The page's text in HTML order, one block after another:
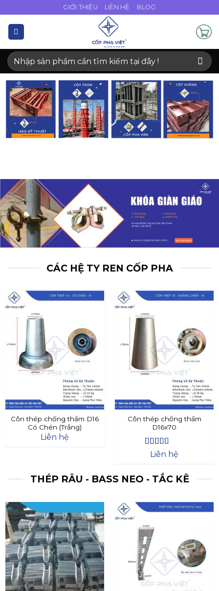
dung
GIỚI THIỆU LIÊN HỆ BLOG
Tìm
kiếm:
CÁC HỆ TY REN CỐP PHA
Côn thép chống thấm D16
Có Chén (Trắng)
Liên hệ
Côn thép chống thấm
D16x70
Được xếp
5
Liên hệ
THÉP RÂU - BASS NEO - TẮC KÊ